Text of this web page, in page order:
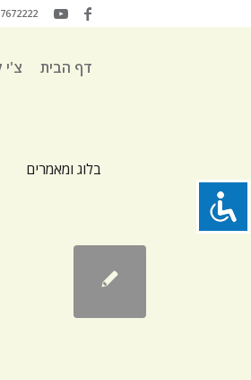
דף הבית צ'י
בלוג ומאמרים